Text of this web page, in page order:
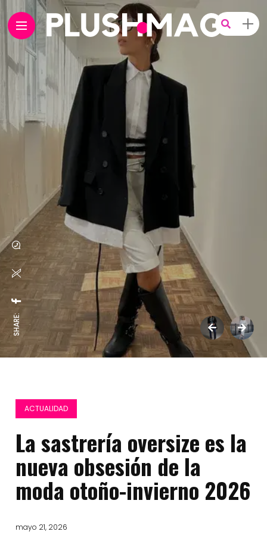
SHARE:
ACTUALIDAD
La sastrería oversize es la
nueva obsesión de la
moda otoño-invierno 2026
mayo 21, 2026